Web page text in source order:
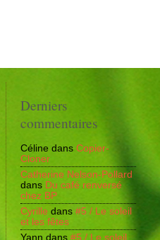
Derniers
commentaires
Céline dans Copier-
Cloner
Catherine Nelson-Pollard
dans Du café renversé
chez BP
Cyrille dans #5 / Le soleil
et les fêtes
Yann dans #5 / Le soleil